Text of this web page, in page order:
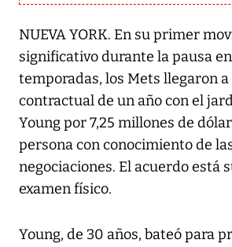
NUEVA YORK. En su primer
significativo durante la pausa
temporadas, los Mets llegaron
contractual de un año con el
Young por 7,25 millones de
persona con conocimiento de
negociaciones. El acuerdo está
examen físico.
Young, de 30 años, bateó para